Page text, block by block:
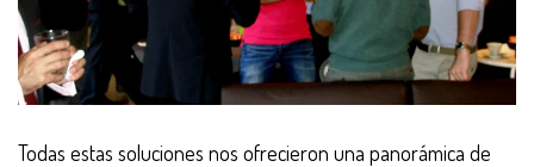
Todas estas soluciones nos ofrecieron una panorámica de